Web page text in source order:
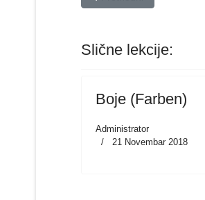
Slične lekcije:
Boje (Farben)
Administrator
21 Novembar 2018